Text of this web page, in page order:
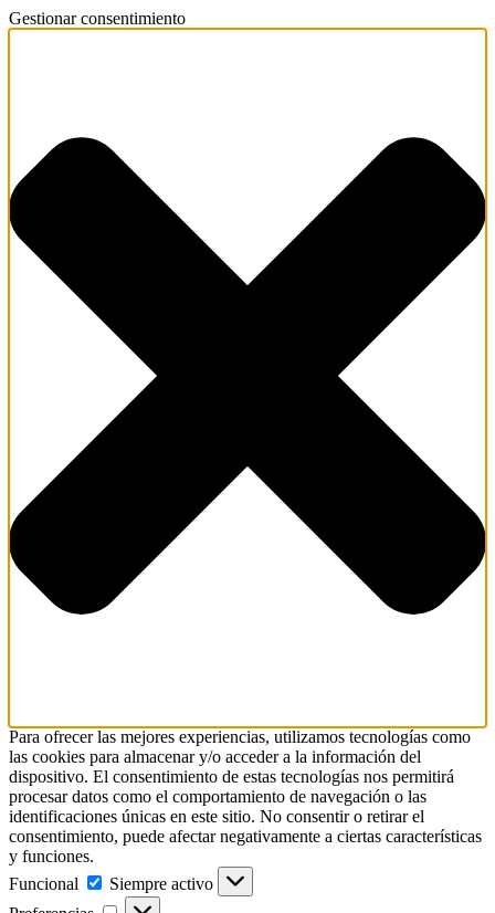
Gestionar consentimiento
Para ofrecer las mejores experiencias, utilizamos tecnologías como
las cookies para almacenar y/o acceder a la información del
dispositivo. El consentimiento de estas tecnologías nos permitirá
procesar datos como el comportamiento de navegación o las
identificaciones únicas en este sitio. No consentir o retirar el
consentimiento, puede afectar negativamente a ciertas características
y funciones.
Funcional
Siempre activo